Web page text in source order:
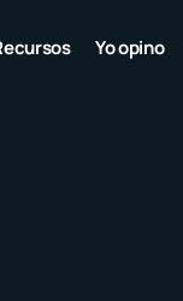
Yo opino